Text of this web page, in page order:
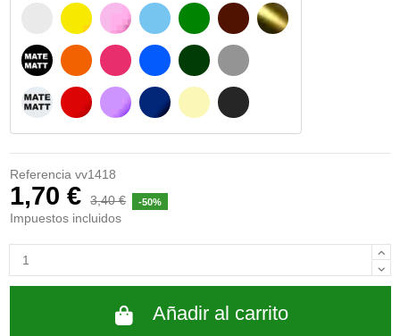
BLANCO
NEGRO MATE
BLANCO MATE
AMARILLO SENAL
NARANJA
ROJO
ROSA
FUCSIA
LILA
AZUL CIELO
AZUL
AZUL MARINO
VERDE
VERDE OSCURO
BEIGE
CHOCOLATE
GRIS
GRIS OSCURO
ORO
Referencia vv1418
1,70 € 3,40 € -50%
Impuestos incluidos
Añadir al carrito